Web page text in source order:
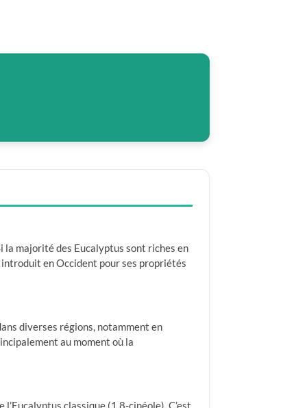
majorité des Eucalyptus sont riches en
en Occident pour ses propriétés
diverses régions, notamment en
au moment où la
classique (1,8-cinéole). C’est